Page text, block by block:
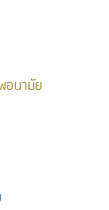
อนามัย